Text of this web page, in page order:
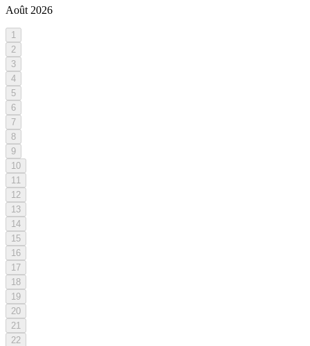
Août 2026
1
2
3
4
5
6
7
8
9
10
11
12
13
14
15
16
17
18
19
20
21
22